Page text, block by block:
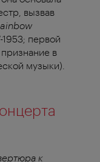
вызвав
1953; первой
в
музыки).
к